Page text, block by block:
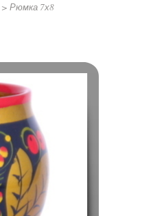
> Рюмка 7х8